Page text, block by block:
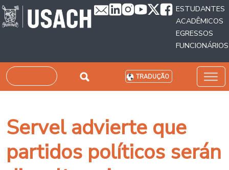
Passar para o conteúdo principal
ESTUDANTES
ACADÊMICOS
EGRESSOS
FUNCIONÁRIOS
Pesquisar TRADUÇÃO
Servel advierte que
partidos políticos serán